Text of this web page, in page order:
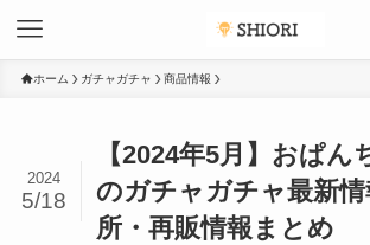
ホーム ガチャガチャ 商品情報
【2024年5月】おぱん
のガチャガチャ最新
所・再販情報まとめ
2024
5/18